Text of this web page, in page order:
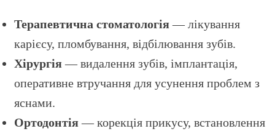
Терапевтична стоматологія— лікування
карієсу, пломбування, відбілювання зубів.
Хірургія— видалення зубів, імплантація,
оперативне втручання для усунення проблем з
яснами.
Ортодонтія— корекція прикусу, встановлення